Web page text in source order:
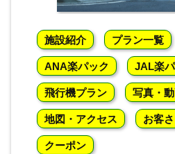
施設紹介 プラン一覧
ANA楽パック JAL楽
飛行機プラン 写真・
地図・アクセス お客
クーポン